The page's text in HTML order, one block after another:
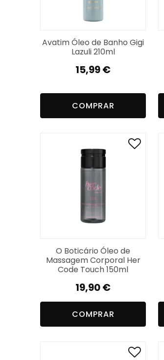
Avatim Óleo de Banho Gigi
Lazuli 210ml
15,99€
COMPRAR
O Boticário Óleo de
Massagem Corporal Her
Code Touch 150ml
19,90€
COMPRAR